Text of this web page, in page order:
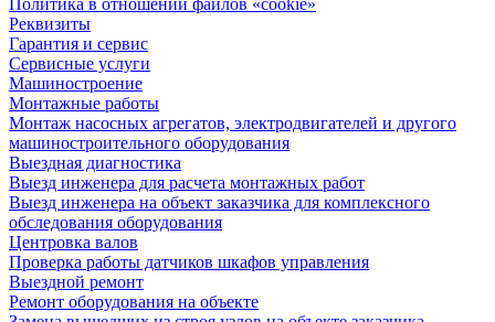
Политика в отношении файлов «cookie»
Реквизиты
Гарантия и сервис
Сервисные услуги
Машиностроение
Монтажные работы
Монтаж насосных агрегатов, электродвигателей и другого
машиностроительного оборудования
Выездная диагностика
Выезд инженера для расчета монтажных работ
Выезд инженера на объект заказчика для комплексного
обследования оборудования
Центровка валов
Проверка работы датчиков шкафов управления
Выездной ремонт
Ремонт оборудования на объекте